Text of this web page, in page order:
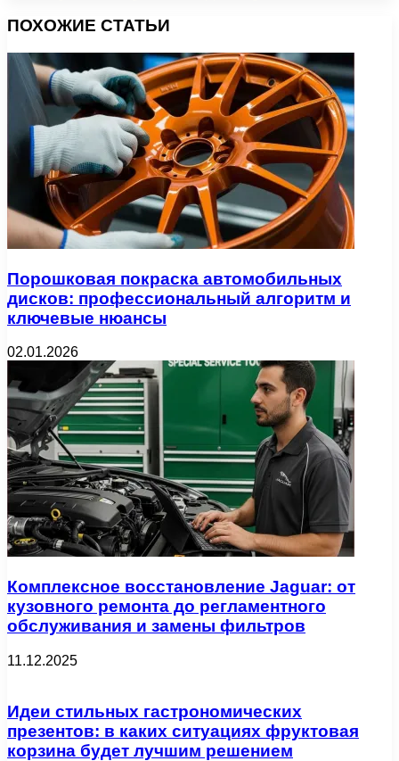
ПОХОЖИЕ СТАТЬИ
Порошковая покраска автомобильных
дисков: профессиональный алгоритм и
ключевые нюансы
02.01.2026
Комплексное восстановление Jaguar: от
кузовного ремонта до регламентного
обслуживания и замены фильтров
11.12.2025
Идеи стильных гастрономических
презентов: в каких ситуациях фруктовая
корзина будет лучшим решением